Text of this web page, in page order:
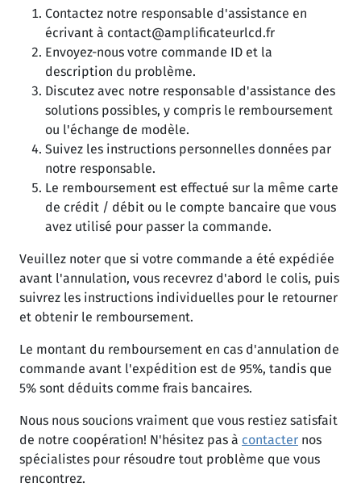
Contactez notre responsable d'assistance en
écrivant à contact@amplificateurlcd.fr
Envoyez-nous votre commande ID et la
description du problème.
Discutez avec notre responsable d'assistance des
solutions possibles, y compris le remboursement
ou l'échange de modèle.
Suivez les instructions personnelles données par
notre responsable.
Le remboursement est effectué sur la même carte
de crédit / débit ou le compte bancaire que vous
avez utilisé pour passer la commande.
Veuillez noter que si votre commande a été expédiée
avant l'annulation, vous recevrez d'abord le colis, puis
suivrez les instructions individuelles pour le retourner
et obtenir le remboursement.
Le montant du remboursement en cas d'annulation de
commande avant l'expédition est de 95%, tandis que
5% sont déduits comme frais bancaires.
Nous nous soucions vraiment que vous restiez satisfait
de notre coopération! N'hésitez pas à contacter nos
spécialistes pour résoudre tout problème que vous
rencontrez.